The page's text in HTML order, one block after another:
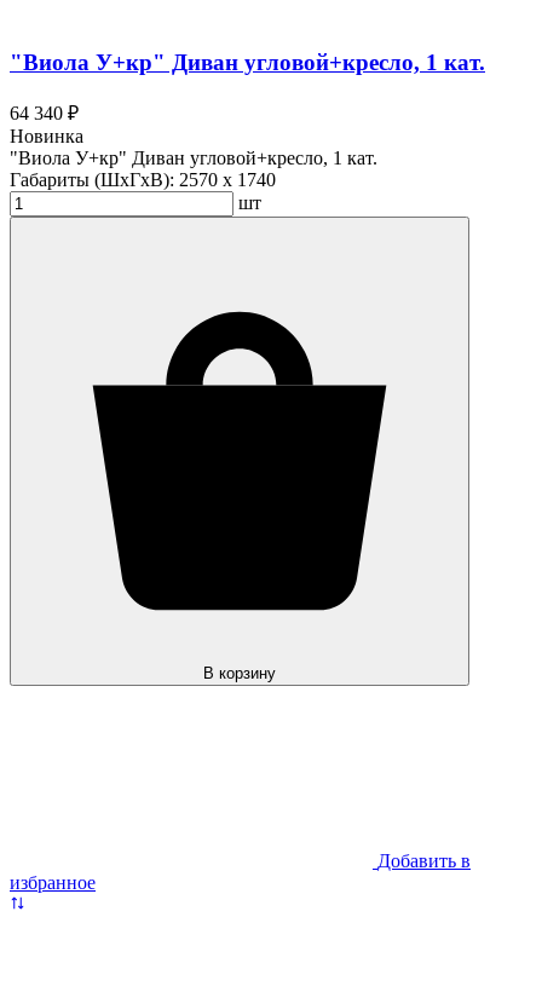
"Виола У+кр" Диван угловой+кресло, 1 кат.
64 340 ₽
Новинка
"Виола У+кр" Диван угловой+кресло, 1 кат.
Габариты (ШхГхВ): 2570 x 1740
шт
В корзину
Добавить в
избранное